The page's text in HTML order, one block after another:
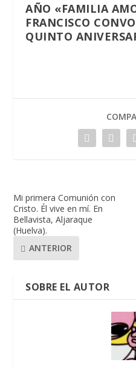
AÑO «FAMILIA
FRANCISCO
QUINTO
Mi primera Comunión con
Cristo. Él vive en mí. En
Bellavista, Aljaraque
(Huelva).
ANTERIOR
SOBRE EL AUTOR